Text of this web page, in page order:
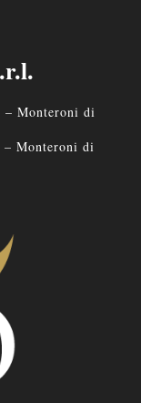
Monteroni di
Monteroni di